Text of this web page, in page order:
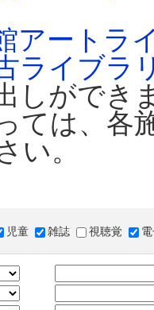
アートラ
ライブラ
しができ
ては、各
い。
児童 雑誌 視聴覚